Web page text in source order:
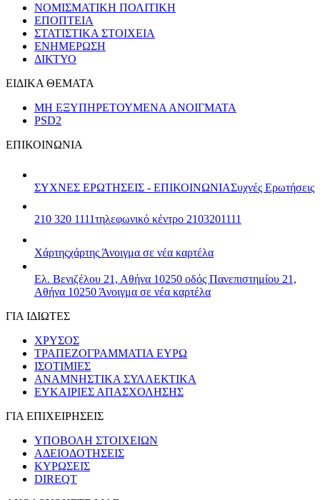
ΝΟΜΙΣΜΑΤΙΚΗ ΠΟΛΙΤΙΚΗ
ΕΠΟΠΤΕΙΑ
ΣΤΑΤΙΣΤΙΚΑ ΣΤΟΙΧΕΙΑ
ΕΝΗΜΕΡΩΣΗ
ΔΙΚΤΥΟ
ΕΙΔΙΚΑ ΘΕΜΑΤΑ
ΜΗ ΕΞΥΠΗΡΕΤΟΥΜΕΝΑ ΑΝΟΙΓΜΑΤΑ
PSD2
ΕΠΙΚΟΙΝΩΝΙΑ
ΣΥΧΝΕΣ ΕΡΩΤΗΣΕΙΣ - ΕΠΙΚΟΙΝΩΝΙΑΣυχνές Ερωτήσεις
210 320 1111τηλεφωνικό κέντρο 2103201111
Χάρτηςχάρτης Άνοιγμα σε νέα καρτέλα
Ελ. Βενιζέλου 21, Αθήνα 10250 οδός Πανεπιστημίου 21,
Αθήνα 10250 Άνοιγμα σε νέα καρτέλα
ΓΙΑ ΙΔΙΩΤΕΣ
ΧΡΥΣΟΣ
ΤΡΑΠΕΖΟΓΡΑΜΜΑΤΙΑ ΕΥΡΩ
ΙΣΟΤΙΜΙΕΣ
ΑΝΑΜΝΗΣΤΙΚΑ ΣΥΛΛΕΚΤΙΚΑ
ΕΥΚΑΙΡΙΕΣ ΑΠΑΣΧΟΛΗΣΗΣ
ΓΙΑ ΕΠΙΧΕΙΡΗΣΕΙΣ
ΥΠΟΒΟΛΗ ΣΤΟΙΧΕΙΩΝ
ΑΔΕΙΟΔΟΤΗΣΕΙΣ
ΚΥΡΩΣΕΙΣ
DIREQT